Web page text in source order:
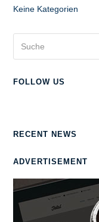
Keine Kategorien
FOLLOW US
RECENT NEWS
ADVERTISEMENT